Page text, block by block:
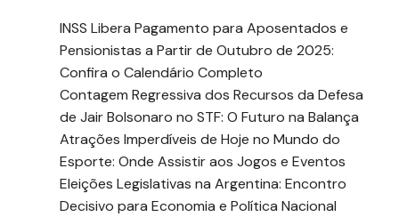
INSS Libera Pagamento para Aposentados e
Pensionistas a Partir de Outubro de 2025:
Confira o Calendário Completo
Contagem Regressiva dos Recursos da Defesa
de Jair Bolsonaro no STF: O Futuro na Balança
Atrações Imperdíveis de Hoje no Mundo do
Esporte: Onde Assistir aos Jogos e Eventos
Eleições Legislativas na Argentina: Encontro
Decisivo para Economia e Política Nacional